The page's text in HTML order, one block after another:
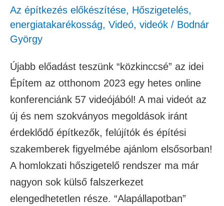
Az építkezés előkészítése, Hőszigetelés,
energiatakarékosság, Videó, videók / Bodnár
György
Újabb előadást teszünk “közkinccsé” az idei
Építem az otthonom 2023 egy hetes online
konferenciánk 57 videójából! A mai videót az
új és nem szokványos megoldások iránt
érdeklődő építkezők, felújítók és építési
szakemberek figyelmébe ajánlom elsősorban!
A homlokzati hőszigetelő rendszer ma már
nagyon sok külső falszerkezet
elengedhetetlen része. “Alapállapotban”